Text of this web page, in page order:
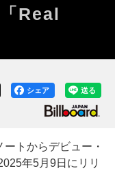
Real
送る
シェア
トからデビュー・
年5月9日にリリ